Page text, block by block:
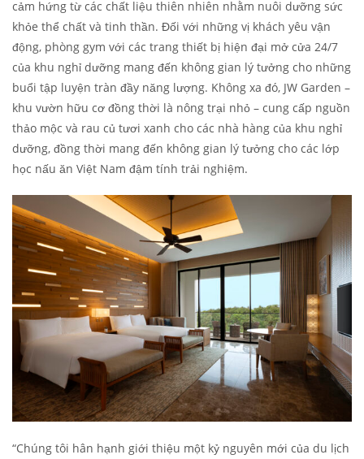
cảm hứng từ các chất liệu thiên nhiên nhằm nuôi dưỡng sức
khỏe thể chất và tinh thần. Đối với những vị khách yêu vận
động, phòng gym với các trang thiết bị hiện đại mở cửa 24/7
của khu nghỉ dưỡng mang đến không gian lý tưởng cho những
buổi tập luyện tràn đầy năng lượng. Không xa đó, JW Garden –
khu vườn hữu cơ đồng thời là nông trại nhỏ – cung cấp nguồn
thảo mộc và rau củ tươi xanh cho các nhà hàng của khu nghỉ
dưỡng, đồng thời mang đến không gian lý tưởng cho các lớp
học nấu ăn Việt Nam đậm tính trải nghiệm.
“Chúng tôi hân hạnh giới thiệu một kỷ nguyên mới của du lịch